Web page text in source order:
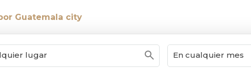
Guatemala city
search